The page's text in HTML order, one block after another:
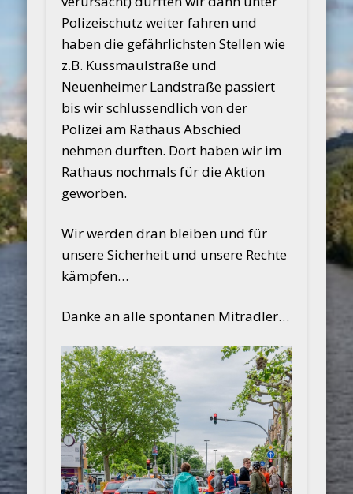
Polizeischutz weiter fahren und
haben die gefährlichsten Stellen wie
z.B. Kussmaulstraße und
Neuenheimer Landstraße passiert
bis wir schlussendlich von der
Polizei am Rathaus Abschied
nehmen durften. Dort haben wir im
Rathaus nochmals für die Aktion
geworben.
Wir werden dran bleiben und für
unsere Sicherheit und unsere Rechte
kämpfen…
Danke an alle spontanen Mitradler…